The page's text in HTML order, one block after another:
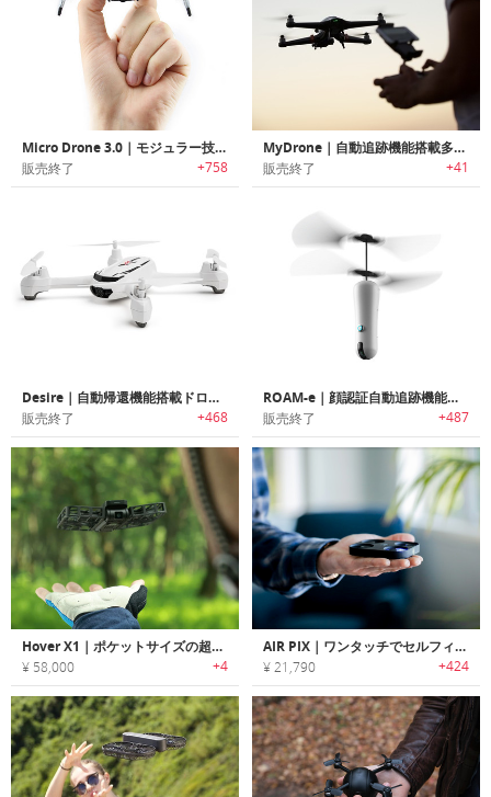
Micro Drone 3.0｜モジュラー技術搭載の小型ドローン「マイクロ・ドローン3.0」
販売終了 +758
MyDrone｜自動追跡機能搭載多機能ドローン「マイドローン」
販売終了 +41
Desire｜自動帰還機能搭載ドローン「デザイア」
販売終了 +468
ROAM-e｜顔認証自動追跡機能搭載ドローン「ローミィー」
販売終了 +487
Hover X1｜ポケットサイズの超軽量自動追尾カメラドローン
¥ 58,000 +4
AIR PIX｜ワンタッチでセルフィー撮影可能なポケットサイズドローン「エアピックス」
¥ 21,790 +424